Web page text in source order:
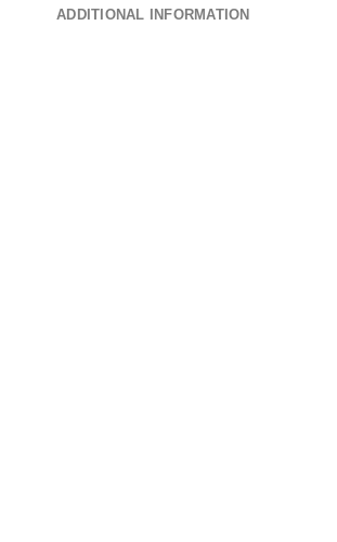
ADDITIONAL INFORMATION